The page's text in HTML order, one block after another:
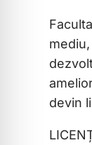
devin